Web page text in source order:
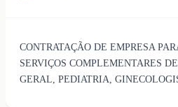
CONTRATAÇÃO DE EMPRESA
SERVIÇOS COMPLEMENTARES
GERAL, PEDIATRIA,